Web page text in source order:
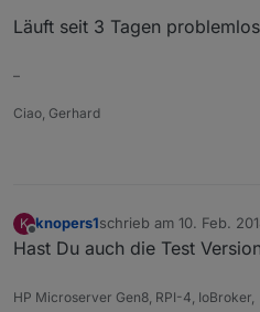
Läuft seit 3 Tagen
–
Ciao, Gerhard
K
Offline
knopers1schrieb am 10. Feb.
zuletzt editiert von
Hast Du auch die Test
HP Microserver Gen8, RPI-4, IoBroker,